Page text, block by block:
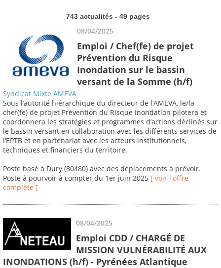
743 actualités - 49 pages
08/04/2025
Emploi / Chef(fe) de projet
Prévention du Risque
Inondation sur le bassin
versant de la Somme (h/f)
Syndicat Mixte AMEVA
Sous l’autorité hiérarchique du directeur de l’AMEVA, le/la
chef(fe) de projet Prévention du Risque Inondation pilotera et
coordonnera les stratégies et programmes d’actions déclinés sur
le bassin versant en collaboration avec les différents services de
l’EPTB et en partenariat avec les acteurs institutionnels,
techniques et financiers du territoire.
Poste basé à Dury (80480) avec des déplacements à prévoir.
Poste à pourvoir à compter du 1er juin 2025 [ voir l'offre
complète ]
08/04/2025
Emploi CDD / CHARGÉ DE
MISSION VULNÉRABILITÉ AUX
INONDATIONS (h/f) - Pyrénées Atlantique